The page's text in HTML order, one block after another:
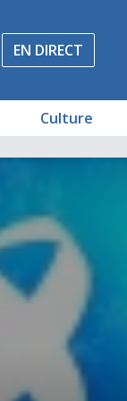
EN DIRECT
Culture